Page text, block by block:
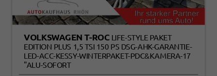
VOLKSWAGEN T-ROC LIFE-STYLE PAKET
EDITION PLUS 1,5 TSI 150 PS DSG-AHK-GARANTIE-
LED-ACC-KESSY-WINTERPAKET-PDC&KAMERA-17
"ALU-SOFORT